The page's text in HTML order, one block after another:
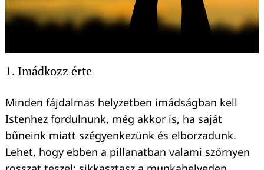
1. Imádkozz érte
Minden fájdalmas helyzetben imádságban kell
Istenhez fordulnunk, még akkor is, ha saját
bűneink miatt szégyenkezünk és elborzadunk.
Lehet, hogy ebben a pillanatban valami szörnyen